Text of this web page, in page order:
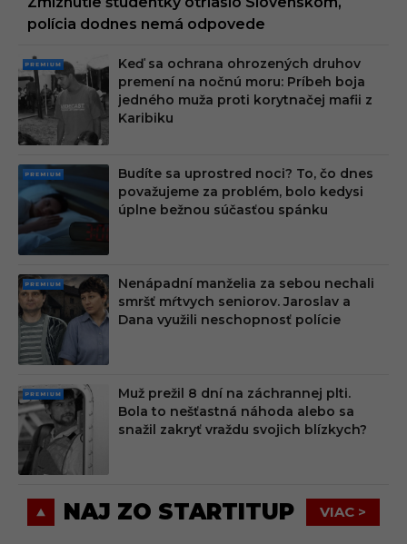
polícia dodnes nemá odpovede
PRE
MIU
M
Keď sa ochrana ohrozených druhov
premení na nočnú moru: Príbeh boja
jedného muža proti korytnačej mafii z
Karibiku
PRE
MIU
M
Budíte sa uprostred noci? To, čo dnes
považujeme za problém, bolo kedysi
úplne bežnou súčasťou spánku
PRE
MIU
M
Nenápadní manželia za sebou nechali
smršť mŕtvych seniorov. Jaroslav a
Dana využili neschopnosť polície
PRE
MIU
M
Muž prežil 8 dní na záchrannej plti.
Bola to nešťastná náhoda alebo sa
snažil zakryť vraždu svojich blízkych?
NAJ ZO STARTITUP VIAC >